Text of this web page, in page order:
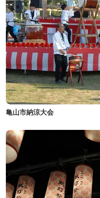
亀山市納涼大会